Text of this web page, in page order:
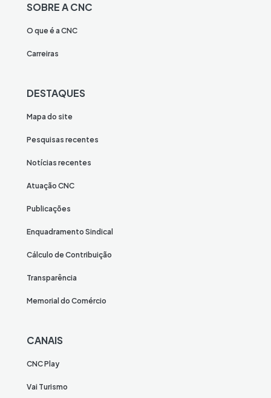
SOBRE A CNC
O que é a CNC
Carreiras
DESTAQUES
Mapa do site
Pesquisas recentes
Notícias recentes
Atuação CNC
Publicações
Enquadramento Sindical
Cálculo de Contribuição
Transparência
Memorial do Comércio
CANAIS
CNC Play
Vai Turismo